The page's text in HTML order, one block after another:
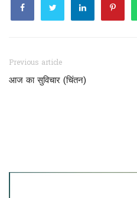
Previous article
आज का सुविचार (चिंतन)